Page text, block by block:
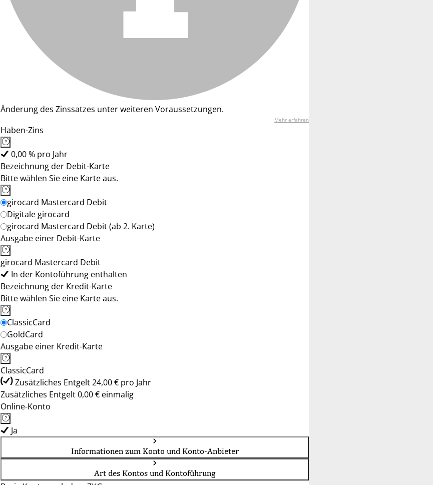
Änderung des Zinssatzes unter weiteren Voraussetzungen.
Mehr erfahren
Haben-Zins
0,00 % pro Jahr
Bezeichnung der Debit-Karte
Bitte wählen Sie eine Karte aus.
girocard Mastercard Debit
Digitale girocard
girocard Mastercard Debit (ab 2. Karte)
Ausgabe einer Debit-Karte
girocard Mastercard Debit
In der Kontoführung enthalten
Bezeichnung der Kredit-Karte
Bitte wählen Sie eine Karte aus.
ClassicCard
GoldCard
Ausgabe einer Kredit-Karte
ClassicCard
Zusätzliches Entgelt 24,00 € pro Jahr
Zusätzliches Entgelt 0,00 € einmalig
Online-Konto
Ja
Informationen zum Konto und Konto-Anbieter
Art des Kontos und Kontoführung